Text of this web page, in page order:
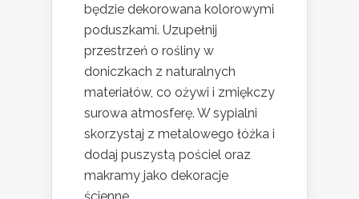
będzie dekorowana kolorowymi
poduszkami. Uzupełnij
przestrzeń o rośliny w
doniczkach z naturalnych
materiałów, co ożywi i zmiękczy
surowa atmosferę. W sypialni
skorzystaj z metalowego łóżka i
dodaj puszystą pościel oraz
makramy jako dekoracje